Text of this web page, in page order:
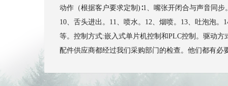
动作（根据客户要求定制)∶1、嘴张开闭合与声音同
10、舌头进出。11、喷水。12、烟喷。13、吐泡泡
等。控制方式:嵌入式单片机控制和PLC控制。驱动
配件供应商都经过我们采购部门的检查。他们都有必